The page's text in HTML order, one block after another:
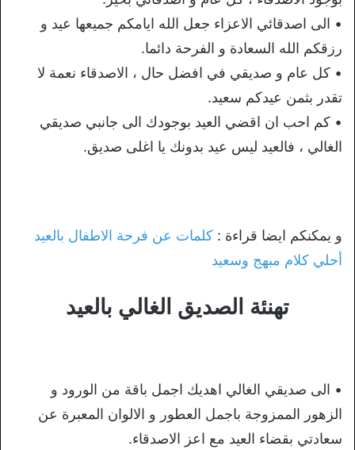
• الى اصدقائي الاعزاء جعل الله ايامكم جميعها عيد و
رزقكم الله السعادة و الفرحة دائما.
• كل عام و صديقي في افضل حال ، الاصدقاء نعمة لا
تقدر بثمن عيدكم سعيد.
• كم احب ان اقضي العيد بوجودك الى جانبي صديقي
الغالي ، فالعيد ليس عيد بدونك يا اغلى صديق.
و يمكنكم ايضا قراءة : كلمات عن فرحة الاطفال بالعيد
أحلي كلام مبهج وسعيد
تهنئة الصديق الغالي بالعيد
• الى صديقي الغالي اهديك اجمل باقة من الورود و
الزهور الممزوجة باجمل العطور و الالوان المعبرة عن
سعادتي بقضاء العيد مع اعز الاصدقاء.